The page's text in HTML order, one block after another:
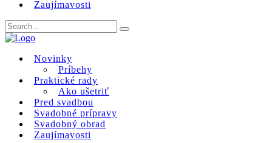
Zaujímavosti
Novinky
Príbehy
Praktické rady
Ako ušetriť
Pred svadbou
Svadobné prípravy
Svadobný obrad
Zaujímavosti